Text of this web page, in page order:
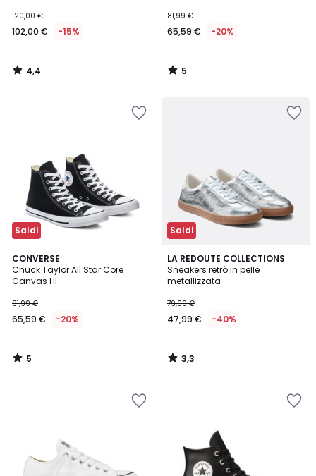
120,00 €
102,00 € -15%
4,4
/
81,99 €
65,59 € -20%
5
/
Saldi
CONVERSE
Chuck Taylor All Star Core
Canvas Hi
81,99 €
65,59 € -20%
5
/
5
5
/
Saldi
LA REDOUTE COLLECTIONS
Sneakers retrò in pelle
metallizzata
79,99 €
47,99 € -40%
3,3
/ 5
3,3
/